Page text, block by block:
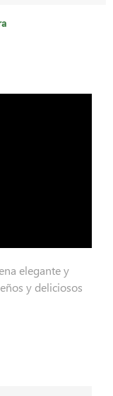
elegante y
y deliciosos